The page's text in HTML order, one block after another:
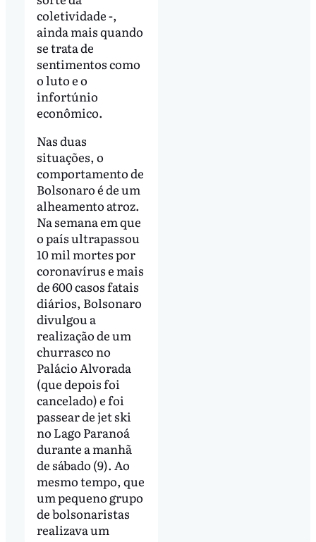
coletividade -,
ainda mais quando
se trata de
sentimentos como
o luto e o
infortúnio
econômico.
Nas duas
situações, o
comportamento de
Bolsonaro é de um
alheamento atroz.
Na semana em que
o país ultrapassou
10 mil mortes por
coronavírus e mais
de 600 casos fatais
diários, Bolsonaro
divulgou a
realização de um
churrasco no
Palácio Alvorada
(que depois foi
cancelado) e foi
passear de jet ski
no Lago Paranoá
durante a manhã
de sábado (9). Ao
mesmo tempo, que
um pequeno grupo
de bolsonaristas
realizava um